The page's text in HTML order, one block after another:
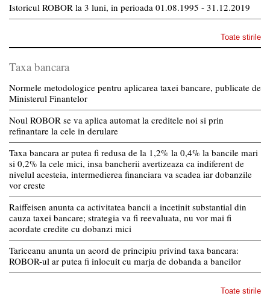
Istoricul ROBOR la 3 luni, in perioada 01.08.1995 - 31.12.2019
Toate stirile
Taxa bancara
Normele metodologice pentru aplicarea taxei bancare, publicate de
Ministerul Finantelor
Noul ROBOR se va aplica automat la creditele noi si prin
refinantare la cele in derulare
Taxa bancara ar putea fi redusa de la 1,2% la 0,4% la bancile mari
si 0,2% la cele mici, insa bancherii avertizeaza ca indiferent de
nivelul acesteia, intermedierea financiara va scadea iar dobanzile
vor creste
Raiffeisen anunta ca activitatea bancii a incetinit substantial din
cauza taxei bancare; strategia va fi reevaluata, nu vor mai fi
acordate credite cu dobanzi mici
Tariceanu anunta un acord de principiu privind taxa bancara:
ROBOR-ul ar putea fi inlocuit cu marja de dobanda a bancilor
Toate stirile